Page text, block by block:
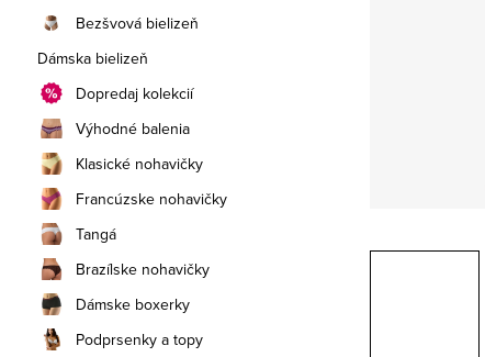
Bezšvová bielizeň
Dámska bielizeň
Dopredaj kolekcií
Výhodné balenia
Klasické nohavičky
Francúzske nohavičky
Tangá
Brazílske nohavičky
Dámske boxerky
Podprsenky a topy